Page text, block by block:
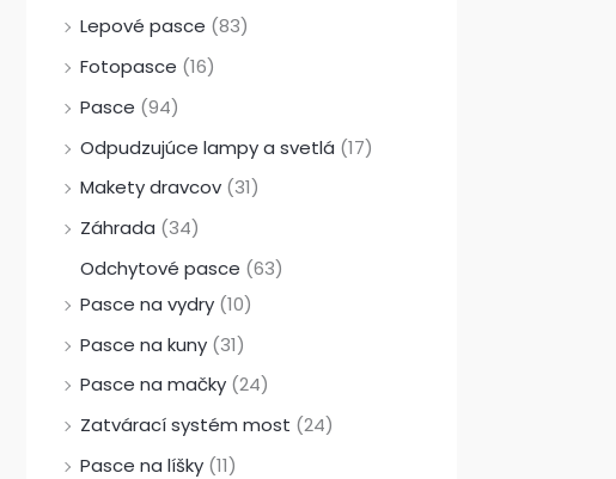
Lepové pasce (83)
Fotopasce (16)
Pasce (94)
Odpudzujúce lampy a svetlá (17)
Makety dravcov (31)
Záhrada (34)
Odchytové pasce (63)
Pasce na vydry (10)
Pasce na kuny (31)
Pasce na mačky (24)
Zatvárací systém most (24)
Pasce na líšky (11)